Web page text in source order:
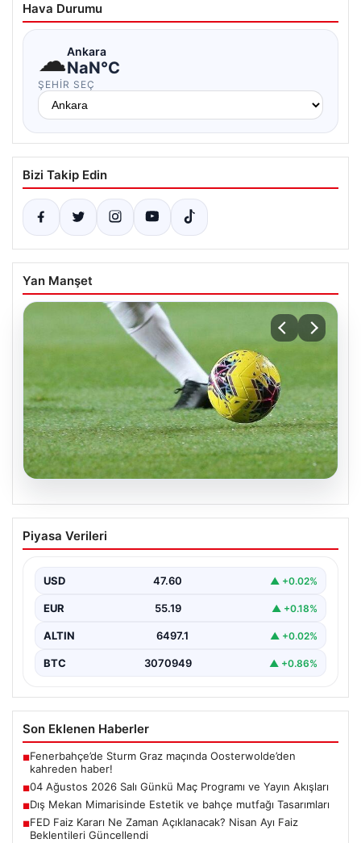
Hava Durumu
☁Ankara
NaN°C
ŞEHIR SEÇ
Bizi Takip Edin
Yan Manşet
05.08.2026
04 Ağustos 2026 Salı Günkü Maç
Programı ve Yayın Akışları
oldukça hareketli ve heyecan verici bir…
Piyasa Verileri
USD 47.60 ▲ +0.02%
EUR 55.19 ▲ +0.18%
ALTIN 6497.1 ▲ +0.02%
BTC 3070949 ▲ +0.86%
Son Eklenen Haberler
■Fenerbahçe’de Sturm Graz maçında Oosterwolde’den
kahreden haber!
■04 Ağustos 2026 Salı Günkü Maç Programı ve Yayın Akışları
■Dış Mekan Mimarisinde Estetik ve bahçe mutfağı Tasarımları
■FED Faiz Kararı Ne Zaman Açıklanacak? Nisan Ayı Faiz
Beklentileri Güncellendi